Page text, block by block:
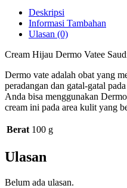
Telegram
Deskripsi
Informasi Tambahan
Ulasan (0)
Cream Hijau Dermo Vatee
Dermo vate adalah obat yang
peradangan dan gatal-gatal
Anda bisa menggunakan
cream ini pada area kulit yang
Berat 100 g
Ulasan
Belum ada ulasan.